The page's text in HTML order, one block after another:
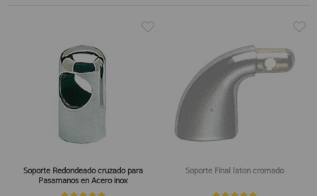
Soporte Redondeado cruzado para
Pasamanos en Acero inox
Soporte Final laton cromado